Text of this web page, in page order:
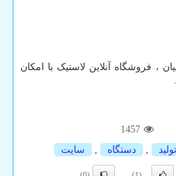
، فروشگاه آنلاین لاستیک با امکان
1457
تولید دستگاه سایت